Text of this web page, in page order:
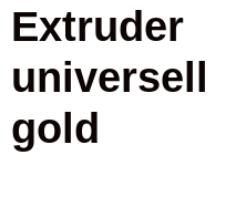
Extruder
universell
gold